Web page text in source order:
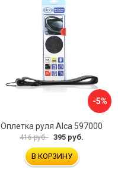
-5%
Оплетка руля Alca 597000
416 руб. 395 руб.
В КОРЗИНУ